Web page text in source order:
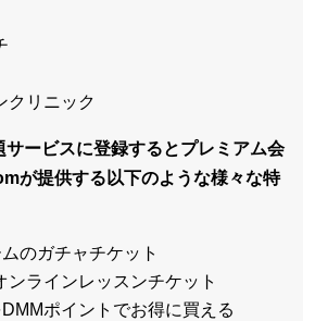
クリニック
サービスに登録するとプレミアム会
が提供する以下のような様々な特
のガチャチケット
ンラインレッスンチケット
ポイントでお得に買える